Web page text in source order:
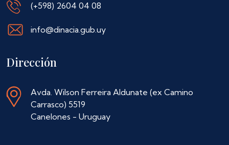
(+598) 2604 04 08
info@dinacia.gub.uy
Dirección
Avda. Wilson Ferreira Aldunate (ex Camino
Carrasco) 5519
Canelones - Uruguay